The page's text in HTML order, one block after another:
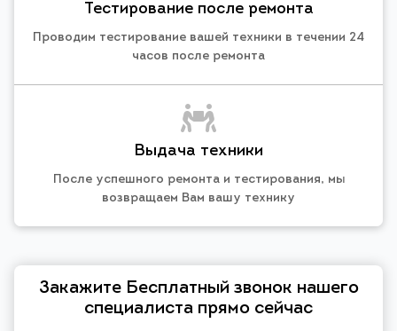
Тестирование после ремонта
Проводим тестирование вашей техники в течении 24
часов после ремонта
Выдача техники
После успешного ремонта и тестирования, мы
возвращаем Вам вашу технику
Закажите Бесплатный звонок нашего
специалиста прямо сейчас